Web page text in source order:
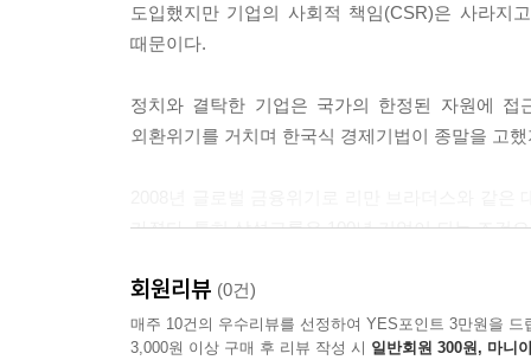
참고문헌 …162
도입했지만 기업의 사회적 책임(CSR)은 사라지
때문이다.
정치와 결탁한 기업은 국가의 한정된 자원에 접
외환위기를 거치며 한국식 경제기법이 종말을 고
가졌다. 특히 삼성그룹은 100년 기업이 되는 조건
하지만 귤화위지의 고사처럼 미국의 이해관계
(我田引水)로 해석했다. 한국에서 존경받는 기업을
회원리뷰 (0건)
매주 10건의 우수리뷰를 선정하여 YES포인트 3만원을 드
3,000원 이상 구매 후 리뷰 작성 시 일반회원 300원, 마니